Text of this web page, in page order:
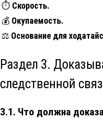
⏱️ Скорость.
💰 Окупаемость.
⚖️ Основание для
Раздел 3.
следственной
3.1. Что должна